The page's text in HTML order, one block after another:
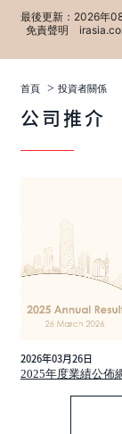
首頁 > 投資者關係
公司推介
2026年03月26日
2025年度業績公佈